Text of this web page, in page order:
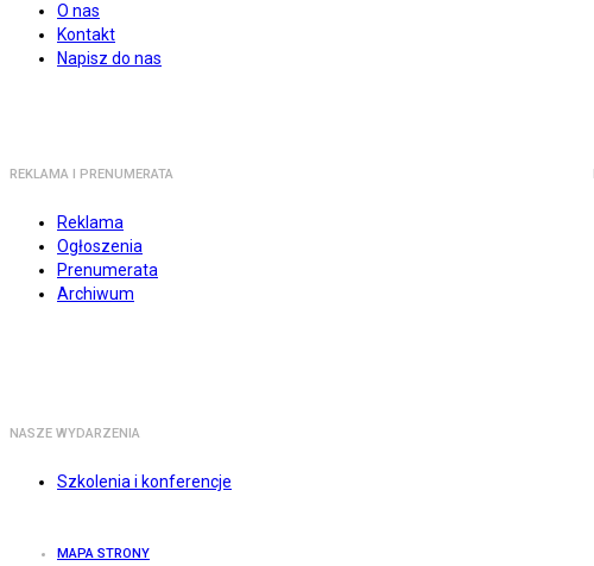
O nas
Kontakt
Napisz do nas
REKLAMA I PRENUMERATA
Reklama
Ogłoszenia
Prenumerata
Archiwum
NASZE WYDARZENIA
Szkolenia i konferencje
MAPA STRONY